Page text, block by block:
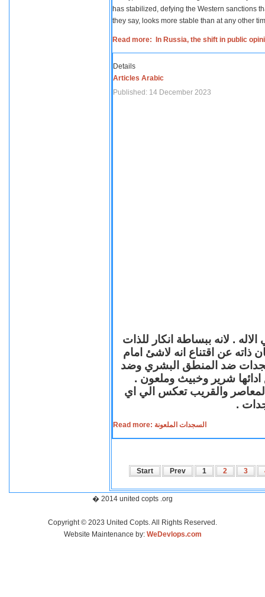
has stabilized, defying the Western sanctions
they say, looks more stable than at any other
Read more: In Russia, the shift in public
Details
Articles Arabic
Published: 14 December 2023
. لانه ببساطة انكار للذات
ذاته عن اقتناع انه لاشئ امام
ضد المنطق البشري وضد
ادائها شرير وخبيث وملعون .
المعاصر والقريب تعكس الي اي
.
Read more: السجدات الملعونة
Start Prev 1 2 3
� 2014 united copts .org
Copyright © 2023 United Copts. All Rights Reserved.
Website Maintenance by: WeDevlops.com